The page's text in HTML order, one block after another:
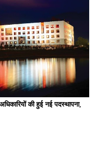
की हुई नई पदस्थापना,